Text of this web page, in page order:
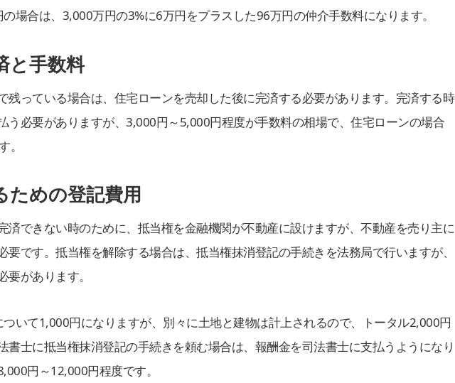
場合は、3,000万円の3%に6万円をプラスした96万円の仲介手数料になります。
と手数料
残っている場合は、住宅ローンを売却した後に完済する必要があります。完済する時
う必要がありますが、3,000円～5,000円程度が手数料の相場で、住宅ローンの場合
。
ための登記費用
済できない時のために、抵当権を金融機関が不動産に設けますが、不動産を売り主に
要です。抵当権を解除する場合は、抵当権抹消登記の手続きを法務局で行いますが、
があります。
いて1,000円になりますが、別々に土地と建物は計上されるので、トータル2,000円
書士に抵当権抹消登記の手続きを頼む場合は、報酬金を司法書士に支払うようになり
円～12,000円程度です。